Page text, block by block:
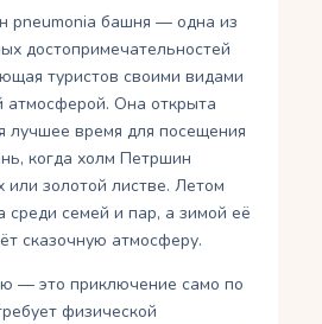
pneumonia башня — одна из
достопримечательностей
туристов своими видами
атмосферой. Она открыта
лучшее время для посещения
когда холм Петршин
или золотой листве. Летом
среди семей и пар, а зимой её
сказочную атмосферу.
— это приключение само по
физической